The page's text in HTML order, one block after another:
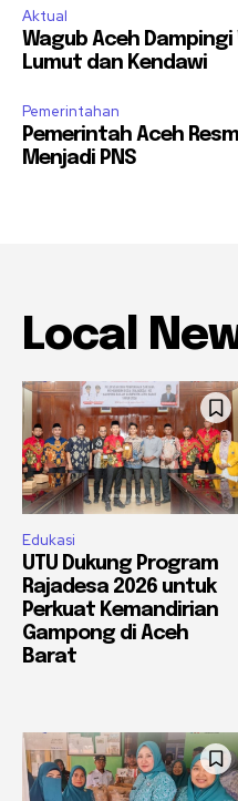
Aktual
Wagub Aceh
Lumut dan Kendawi
Pemerintahan
Pemerintah Aceh
Menjadi PNS
Local
Edukasi
UTU Dukung Program
Rajadesa 2026 untuk
Perkuat Kemandirian
Gampong di Aceh
Barat